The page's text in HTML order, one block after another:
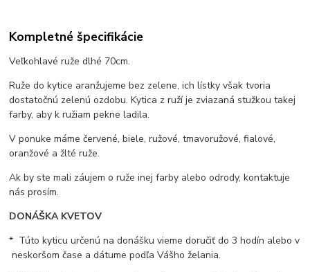
Kompletné špecifikácie
Veľkohlavé ruže dlhé 70cm.
Ruže do kytice aranžujeme bez zelene, ich lístky však tvoria
dostatočnú zelenú ozdobu. Kytica z ruží je zviazaná stužkou takej
farby, aby k ružiam pekne ladila.
V ponuke máme červené, biele, ružové, tmavoružové, fialové,
oranžové a žlté ruže.
Ak by ste mali záujem o ruže inej farby alebo odrody, kontaktuje
nás prosím.
DONÁŠKA KVETOV
* Túto kyticu určenú na donášku vieme doručiť do 3 hodín alebo v
neskoršom čase a dátume podľa Vášho želania.